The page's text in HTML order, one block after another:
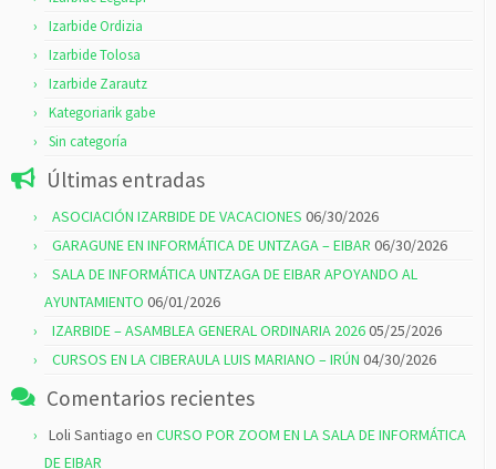
Izarbide Ordizia
Izarbide Tolosa
Izarbide Zarautz
Kategoriarik gabe
Sin categoría
Últimas entradas
ASOCIACIÓN IZARBIDE DE VACACIONES 06/30/2026
GARAGUNE EN INFORMÁTICA DE UNTZAGA – EIBAR 06/30/2026
SALA DE INFORMÁTICA UNTZAGA DE EIBAR APOYANDO AL
AYUNTAMIENTO 06/01/2026
IZARBIDE – ASAMBLEA GENERAL ORDINARIA 202605/25/2026
CURSOS EN LA CIBERAULA LUIS MARIANO – IRÚN 04/30/2026
Comentarios recientes
Loli Santiago en CURSO POR ZOOM EN LA SALA DE INFORMÁTICA
DE EIBAR